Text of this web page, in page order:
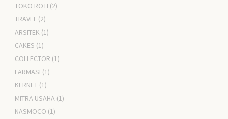
TOKO ROTI (2)
TRAVEL (2)
ARSITEK (1)
CAKES (1)
COLLECTOR (1)
FARMASI (1)
KERNET (1)
MITRA USAHA (1)
NASMOCO (1)